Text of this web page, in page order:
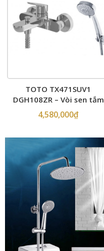
TOTO TX471SUV1
DGH108ZR – Vòi sen tắm
4,580,000₫